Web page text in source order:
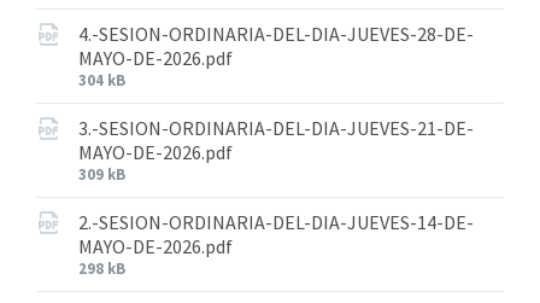
4.-SESION-ORDINARIA-DEL-DIA-JUEVES-28-DE-
MAYO-DE-2026.pdf
304 kB
3.-SESION-ORDINARIA-DEL-DIA-JUEVES-21-DE-
MAYO-DE-2026.pdf
309 kB
2.-SESION-ORDINARIA-DEL-DIA-JUEVES-14-DE-
MAYO-DE-2026.pdf
298 kB